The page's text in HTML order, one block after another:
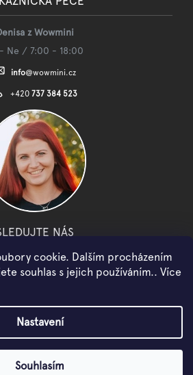
cookie. Dalším procházením
souhlas s jejich používáním.. Více
Nastavení
Souhlasím
z Wowmini
Ne / 7:00 - 18:00
info@wowmini.cz
+420 737 384 523
NÁS
instagram youtube
Vytvořil Shoptet